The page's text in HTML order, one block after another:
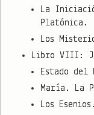
La
Platónica.
Los
Libro VIII:
Estado del
María. La
Los